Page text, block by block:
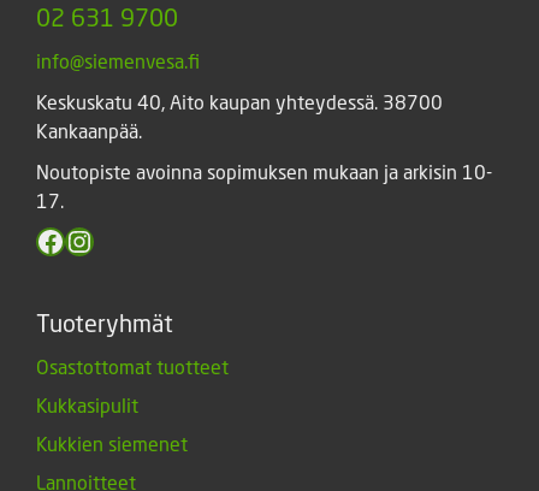
02 631 9700
info@siemenvesa.fi
Keskuskatu 40, Aito kaupan yhteydessä. 38700
Kankaanpää.
Noutopiste avoinna sopimuksen mukaan ja arkisin 10-
17.
Facebook
Instagram
Tuoteryhmät
Osastottomat tuotteet
Kukkasipulit
Kukkien siemenet
Lannoitteet